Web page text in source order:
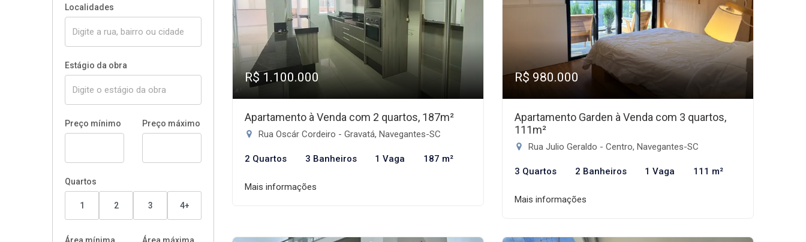
Localidades
Estágio da obra
Preço mínimo Preço máximo
Quartos
1 2 3 4+
R$ 1.100.000
Apartamento à Venda com 2 quartos, 187m²
Rua Oscár Cordeiro - Gravatá, Navegantes-SC
2 Quartos 3 Banheiros 1 Vaga 187 m²
Mais informações
R$ 980.000
Apartamento Garden à Venda com 3 quartos,
111m²
Rua Julio Geraldo - Centro, Navegantes-SC
3 Quartos 2 Banheiros 1 Vaga 111 m²
Mais informações